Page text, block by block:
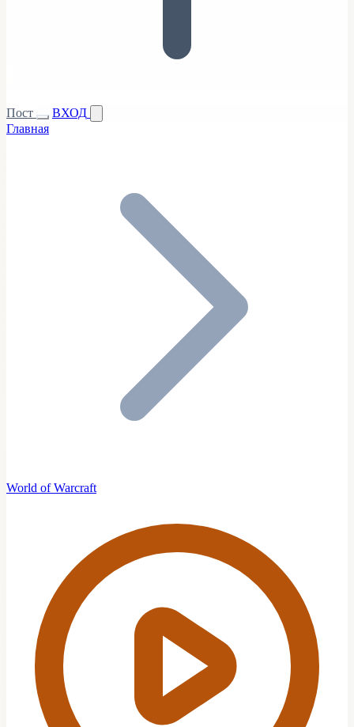
Пост
ВХОД
Главная
World of Warcraft